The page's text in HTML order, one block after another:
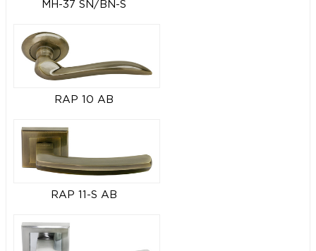
MH-37 SN/BN-S
RAP 10 AB
RAP 11-S AB